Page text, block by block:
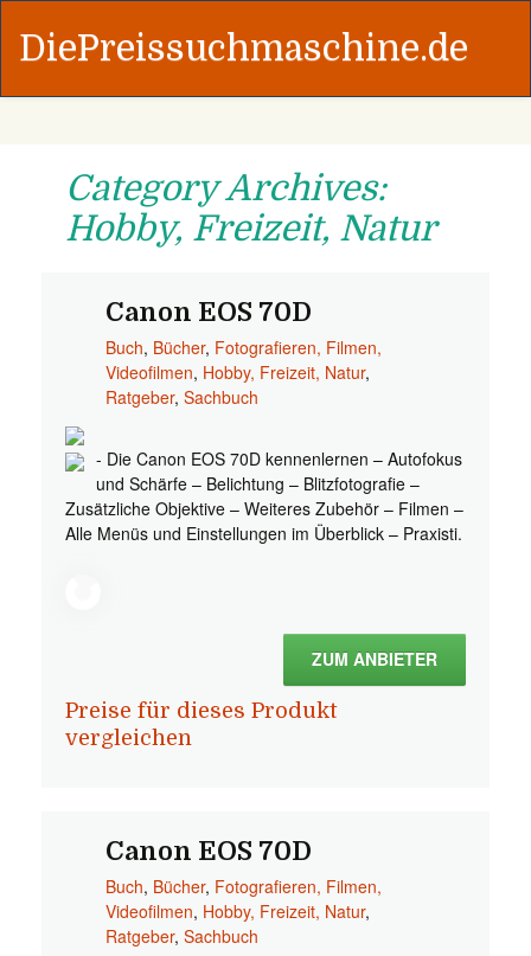
DiePreissuchmaschine.de
Category Archives:
Hobby, Freizeit, Natur
Canon EOS 70D
Buch, Bücher, Fotografieren, Filmen,
Videofilmen, Hobby, Freizeit, Natur,
Ratgeber, Sachbuch
- Die Canon EOS 70D kennenlernen – Autofokus
und Schärfe – Belichtung – Blitzfotografie –
Zusätzliche Objektive – Weiteres Zubehör – Filmen –
Alle Menüs und Einstellungen im Überblick – Praxisti.
ZUM ANBIETER
Preise für dieses Produkt
vergleichen
Canon EOS 70D
Buch, Bücher, Fotografieren, Filmen,
Videofilmen, Hobby, Freizeit, Natur,
Ratgeber, Sachbuch